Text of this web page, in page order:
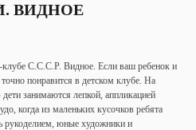
ВИДНОЕ
клубе С.С.С.Р. Видное. Если ваш ребенок и
понравится в детском клубе. На
занимаются лепкой, аппликацией
когда из маленьких кусочков ребята
рукоделием, юные художники и